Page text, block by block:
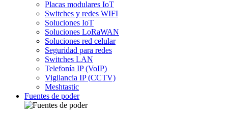
Placas modulares IoT
Switches y redes WIFI
Soluciones IoT
Soluciones LoRaWAN
Soluciones red celular
Seguridad para redes
Switches LAN
Telefonía IP (VoIP)
Vigilancia IP (CCTV)
Meshtastic
Fuentes de poder